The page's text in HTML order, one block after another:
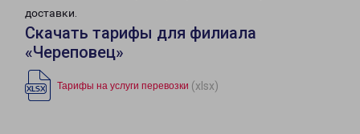
доставки.
Скачать тарифы для филиала
«Череповец»
Тарифы на услуги перевозки (xlsx)